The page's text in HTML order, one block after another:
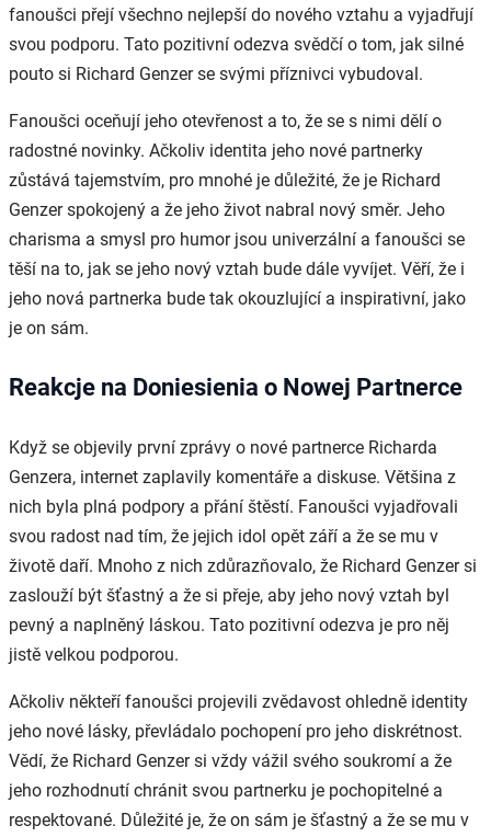
fanoušci přejí všechno nejlepší do nového vztahu a vyjadřují
svou podporu. Tato pozitivní odezva svědčí o tom, jak silné
pouto si Richard Genzer se svými příznivci vybudoval.
Fanoušci oceňují jeho otevřenost a to, že se s nimi dělí o
radostné novinky. Ačkoliv identita jeho nové partnerky
zůstává tajemstvím, pro mnohé je důležité, že je Richard
Genzer spokojený a že jeho život nabral nový směr. Jeho
charisma a smysl pro humor jsou univerzální a fanoušci se
těší na to, jak se jeho nový vztah bude dále vyvíjet. Věří, že i
jeho nová partnerka bude tak okouzlující a inspirativní, jako
je on sám.
Reakcje na Doniesienia o Nowej Partnerce
Když se objevily první zprávy o nové partnerce Richarda
Genzera, internet zaplavily komentáře a diskuse. Většina z
nich byla plná podpory a přání štěstí. Fanoušci vyjadřovali
svou radost nad tím, že jejich idol opět září a že se mu v
životě daří. Mnoho z nich zdůrazňovalo, že Richard Genzer si
zaslouží být šťastný a že si přeje, aby jeho nový vztah byl
pevný a naplněný láskou. Tato pozitivní odezva je pro něj
jistě velkou podporou.
Ačkoliv někteří fanoušci projevili zvědavost ohledně identity
jeho nové lásky, převládalo pochopení pro jeho diskrétnost.
Vědí, že Richard Genzer si vždy vážil svého soukromí a že
jeho rozhodnutí chránit svou partnerku je pochopitelné a
respektované. Důležité je, že on sám je šťastný a že se mu v